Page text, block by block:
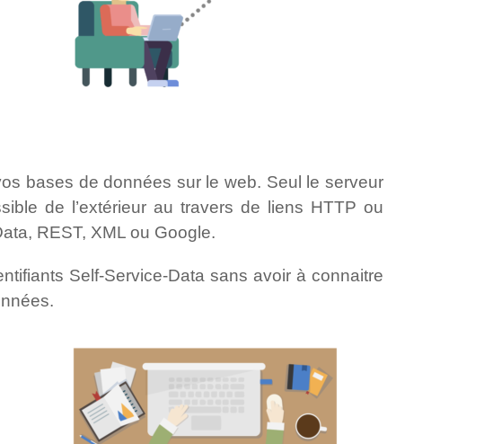
bases de données sur le web. Seul le serveur
de l’extérieur au travers de liens HTTP ou
REST, XML ou Google.
Self-Service-Data sans avoir à connaitre